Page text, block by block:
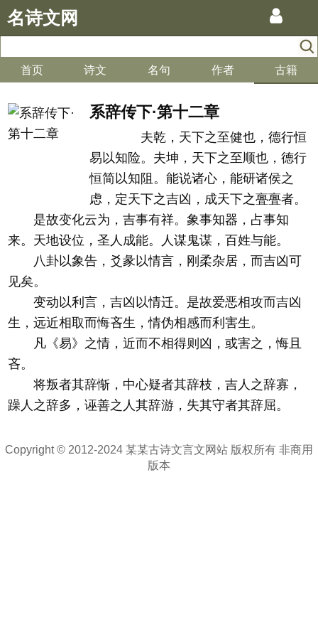
名诗文网
首页 诗文 名句 作者 古籍
系辞传下·第十二章
夫乾，天下之至健也，德行恒
易以知险。夫坤，天下之至顺也，德行
恒简以知阻。能说诸心，能研诸侯之
虑，定天下之吉凶，成天下之亹亹者。
是故变化云为，吉事有祥。象事知器，占事知
来。天地设位，圣人成能。人谋鬼谋，百姓与能。
八卦以象告，爻彖以情言，刚柔杂居，而吉凶可
见矣。
变动以利言，吉凶以情迁。是故爱恶相攻而吉凶
生，远近相取而悔吝生，情伪相感而利害生。
凡《易》之情，近而不相得则凶，或害之，悔且
吝。
将叛者其辞惭，中心疑者其辞枝，吉人之辞寡，
躁人之辞多，诬善之人其辞游，失其守者其辞屈。
Copyright © 2012-2024 某某古诗文言文网站 版权所有 非商用
版本